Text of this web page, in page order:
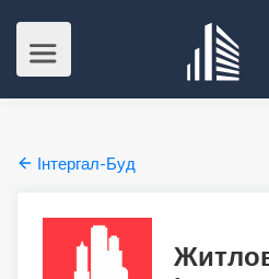
Інтергал-Буд